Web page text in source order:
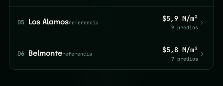
05 Los Álamosreferencia $5,9 M/m²
9 predios
06 Belmontereferencia $5,8 M/m²
7 predios